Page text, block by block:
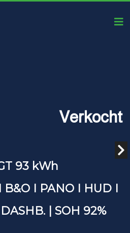
Verkocht
93 kWh
I PANO I HUD I
| SOH 92%